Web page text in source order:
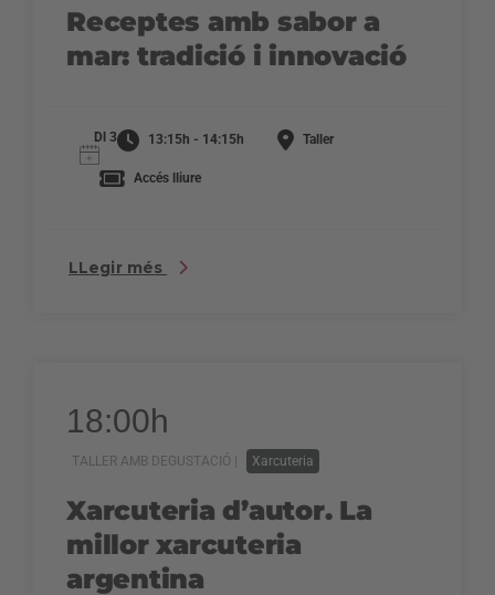
Receptes amb sabor a
mar: tradició i innovació
Dl 3 13:15h - 14:15h Taller
Accés lliure
LLegir més
18:00h
TALLER AMB DEGUSTACIÓ | Xarcuteria
Xarcuteria d’autor. La
millor xarcuteria
argentina